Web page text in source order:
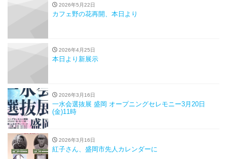
2026年5月22日
カフェ野の花再開、本日より
2026年4月25日
本日より新展示
2026年3月16日
一水会選抜展 盛岡 オープニングセレモニー3月20日
(金)11時
2026年3月16日
紅子さん、盛岡市先人カレンダーに